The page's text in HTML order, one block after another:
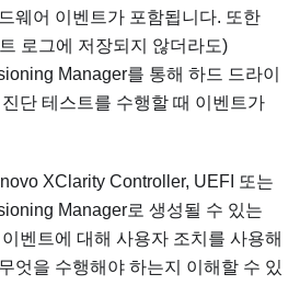
웨어 이벤트가 포함됩니다. 또한
로그에 저장되지 않더라도)
Manager를 통해 하드 드라이
단 테스트를 수행할 때 이벤트가
XClarity Controller, UEFI 또는
Manager로 생성될 수 있는
벤트에 대해 사용자 조치를 사용해
엇을 수행해야 하는지 이해할 수 있